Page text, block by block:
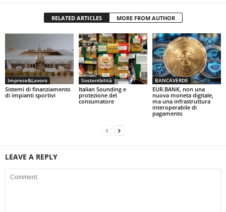
RELATED ARTICLES MORE FROM AUTHOR
Imprese&Lavoro
Sistemi di finanziamento
di impianti sportivi
Sostenibilità
Italian Sounding e
protezione del
consumatore
BANCAVERDE
EUR.BANK, non una
nuova moneta digitale,
ma una infrastruttura
interoperabile di
pagamento
LEAVE A REPLY